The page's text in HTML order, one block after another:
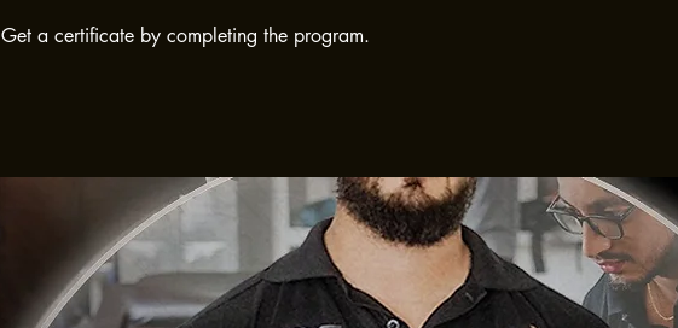
Get a certificate by completing the program.